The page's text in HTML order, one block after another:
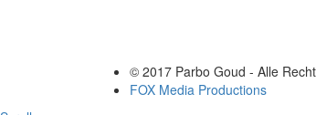
© 2017 Parbo Goud - Alle
FOX Media Productions